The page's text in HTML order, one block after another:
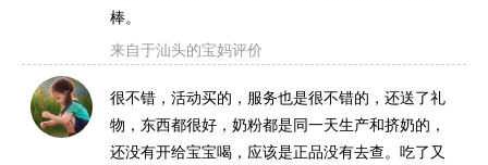
棒。
来自于汕头的宝妈评价
很不错，活动买的，服务也是很不错的，还送了礼
物，东西都很好，奶粉都是同一天生产和挤奶的，
还没有开给宝宝喝，应该是正品没有去查。吃了又